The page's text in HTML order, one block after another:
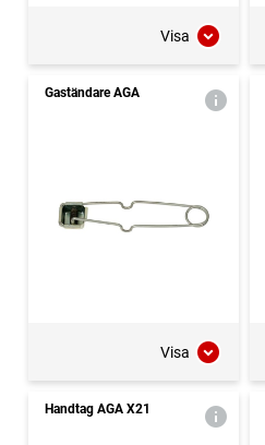
Visa
Gaständare AGA
Visa
Handtag AGA X21